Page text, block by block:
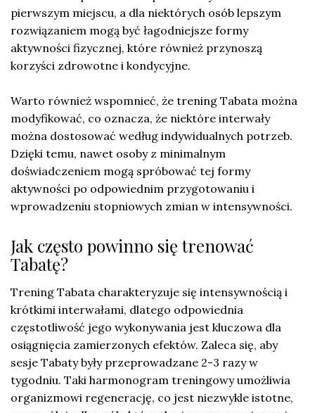
pierwszym miejscu, a dla niektórych osób lepszym
rozwiązaniem mogą być łagodniejsze formy
aktywności fizycznej, które również przynoszą
korzyści zdrowotne i kondycyjne.
Warto również wspomnieć, że trening Tabata można
modyfikować, co oznacza, że niektóre interwały
można dostosować według indywidualnych potrzeb.
Dzięki temu, nawet osoby z minimalnym
doświadczeniem mogą spróbować tej formy
aktywności po odpowiednim przygotowaniu i
wprowadzeniu stopniowych zmian w intensywności.
Jak często powinno się trenować
Tabatę?
Trening Tabata charakteryzuje się intensywnością i
krótkimi interwałami, dlatego odpowiednia
częstotliwość jego wykonywania jest kluczowa dla
osiągnięcia zamierzonych efektów. Zaleca się, aby
sesje Tabaty były przeprowadzane 2-3 razy w
tygodniu. Taki harmonogram treningowy umożliwia
organizmowi regenerację, co jest niezwykle istotne,